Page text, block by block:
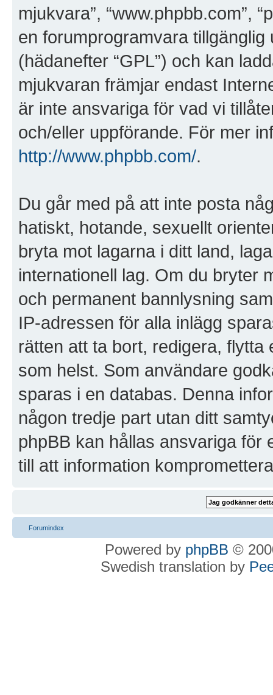
mjukvara”, “www.phpbb.com”,
en forumprogramvara tillgänglig
(hädanefter “GPL”) och kan
mjukvaran främjar endast
är inte ansvariga för vad vi
och/eller uppförande. För mer
http://www.phpbb.com/.
Du går med på att inte posta
hatiskt, hotande, sexuellt
bryta mot lagarna i ditt land,
internationell lag. Om du bryter
och permanent bannlysning
IP-adressen för alla inlägg
rätten att ta bort, redigera,
som helst. Som användare
sparas i en databas. Denna
någon tredje part utan ditt
phpBB kan hållas ansvariga för
till att information
Forumindex
Powered by phpBB ©
Swedish translation by